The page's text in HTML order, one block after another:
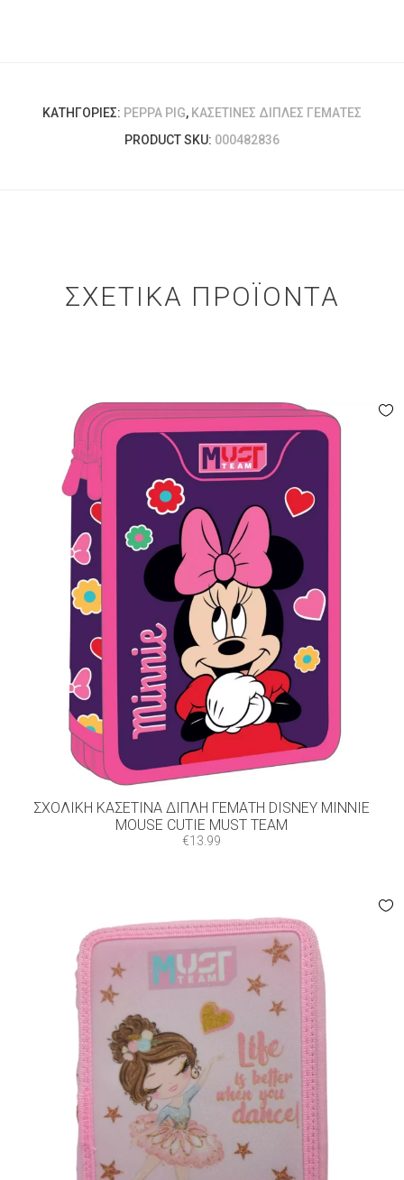
ΚΑΤΗΓΟΡΊΕΣ: PEPPA PIG, ΚΑΣΕΤΊΝΕΣ ΔΙΠΛΈΣ ΓΕΜΆΤΕΣ
PRODUCT SKU: 000482836
ΣΧΕΤΙΚΆ ΠΡΟΪΌΝΤΑ
ΣΧΟΛΙΚΉ ΚΑΣΕΤΊΝΑ ΔΙΠΛΉ ΓΕΜΆΤΗ DISNEY MINNIE
MOUSE CUTIE MUST TEAM
€13.99